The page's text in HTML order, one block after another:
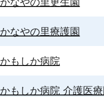
かなやの里療護園
かもしか病院
かもしか病院 介護医